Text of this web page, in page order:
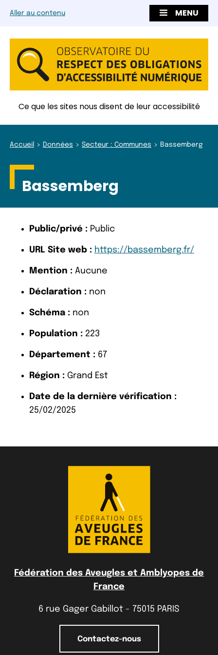
Aller au contenu MENU
Ce que les sites nous disent de leur accessibilité
Accueil Données Secteur : Communes Bassemberg
Bassemberg
Public/privé : Public
URL Site web : https://bassemberg.fr/
Mention : Aucune
Déclaration : non
Schéma : non
Population : 223
Département : 67
Région : Grand Est
Date de la dernière vérification :
25/02/2025
Fédération des Aveugles et Amblyopes de
France
6 rue Gager Gabillot - 75015 PARIS
Contactez-nous